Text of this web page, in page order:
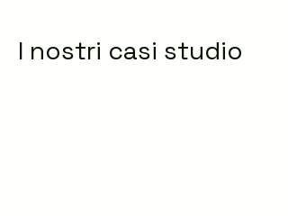
I nostri casi studio